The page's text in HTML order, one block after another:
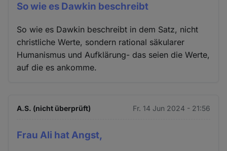
So wie es Dawkin beschreibt
So wie es Dawkin beschreibt in dem Satz, nicht
christliche Werte, sondern rational säkularer
Humanismus und Aufklärung- das seien die Werte,
auf die es ankomme.
A.S. (nicht überprüft) Fr. 14 Jun 2024 - 21:56
Frau Ali hat Angst,